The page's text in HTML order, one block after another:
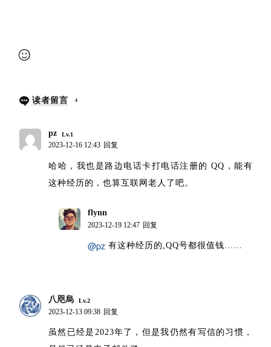
读者留言 4
pz Lv.1
2023-12-16 12:43 回复
哈哈，我也是路边电话卡打电话注册的 QQ，能有
这种经历的，也算互联网老人了吧。
flynn
2023-12-19 12:47 回复
@pz 有这种经历的,QQ号都很值钱……
八咫烏 Lv.2
2023-12-13 09:38 回复
虽然已经是2023年了，但是我仍然有写信的习惯，